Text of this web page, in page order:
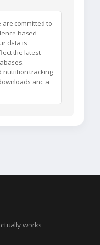
are committed to
based
data is
the latest
nutrition tracking
and a
works.